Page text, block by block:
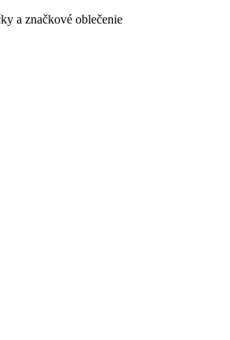
a značkové oblečenie